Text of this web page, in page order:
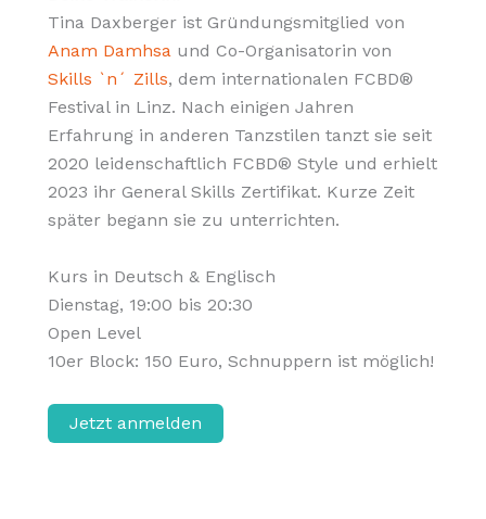
Tina Daxberger ist Gründungsmitglied von
Anam Damhsa und Co-Organisatorin von
Skills `n´ Zills, dem internationalen FCBD®
Festival in Linz. Nach einigen Jahren
Erfahrung in anderen Tanzstilen tanzt sie seit
2020 leidenschaftlich FCBD® Style und erhielt
2023 ihr General Skills Zertifikat. Kurze Zeit
später begann sie zu unterrichten.
Kurs in Deutsch & Englisch
Dienstag, 19:00 bis 20:30
Open Level
10er Block: 150 Euro, Schnuppern ist möglich!
Jetzt anmelden